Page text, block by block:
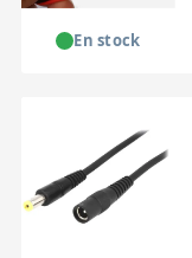
En stock